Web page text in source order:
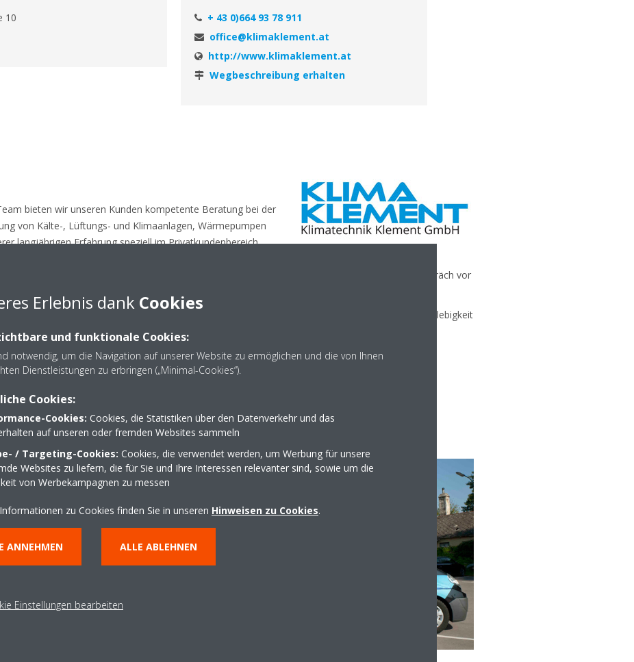
10
+ 43 0)664 93 78 911
office@klimaklement.at
http://www.klimaklement.at
Wegbeschreibung erhalten
bieten wir unseren Kunden kompetente Beratung bei der
von Kälte-, Lüftungs- und Klimaanlagen, Wärmepumpen
langjährigen Erfahrung speziell im Privatkundenbereich
eingehen um Ihnen die für Sie optimale und
zu können. Aus diesem Grunde wird vor Angebotslegung ein persönliches Beratungsgespräch vor
sorgen bei allen Arbeiten für die nötige Sorgfalt und Sauberkeit um die Effizienz und Langlebigkeit
von Klimaanlagen, Wartung, Kundenservice, Schauraum
Erlebnis dank Cookies
und funktionale Cookies:
notwendig, um die Navigation auf unserer Website zu ermöglichen und die von Ihnen
Dienstleistungen zu erbringen („Minimal-Cookies“).
Cookies:
Cookies: Cookies, die Statistiken über den Datenverkehr und das
auf unseren oder fremden Websites sammeln
/ Targeting-Cookies: Cookies, die verwendet werden, um Werbung für unsere
Websites zu liefern, die für Sie und Ihre Interessen relevanter sind, sowie um die
von Werbekampagnen zu messen
zu Cookies finden Sie in unseren Hinweisen zu Cookies.
ANNEHMEN ALLE ABLEHNEN
Einstellungen bearbeiten